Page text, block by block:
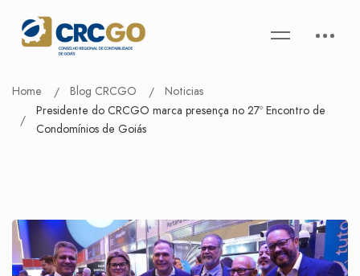
Home Blog CRCGO
Noticias
Presidente do CRCGO marca presença no 27º Encontro de
Condomínios de Goiás